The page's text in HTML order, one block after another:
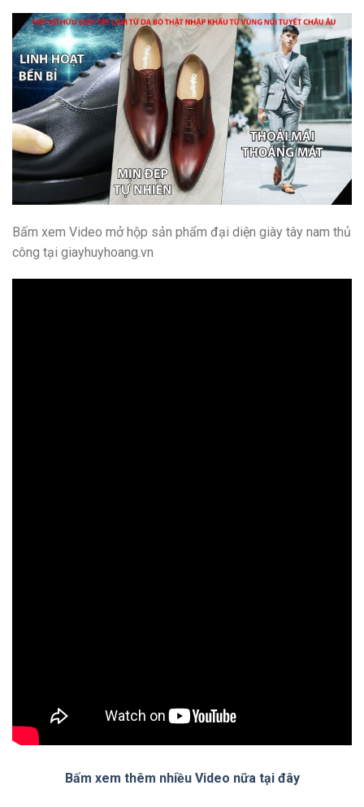
Bấm xem Video mở hộp sản phẩm đại diện giày tây nam thủ
công tại giayhuyhoang.vn
Bấm xem thêm nhiều Video nữa tại đây